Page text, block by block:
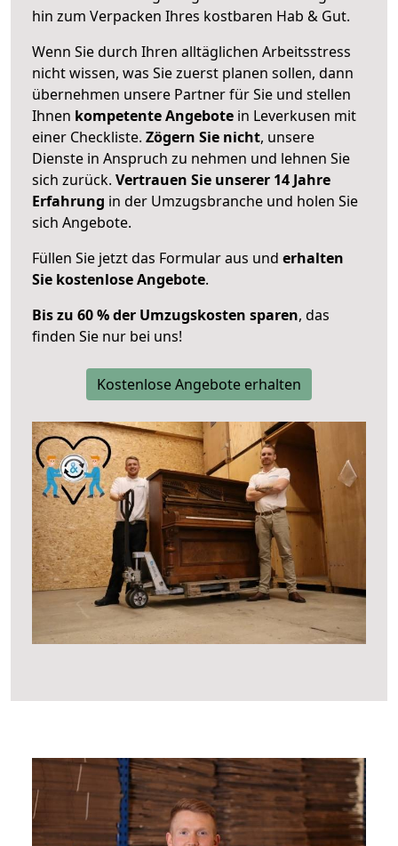
hin zum Verpacken Ihres kostbaren Hab & Gut.
Wenn Sie durch Ihren alltäglichen Arbeitsstress
nicht wissen, was Sie zuerst planen sollen, dann
übernehmen unsere Partner für Sie und stellen
Ihnen kompetente Angebote in Leverkusen mit
einer Checkliste. Zögern Sie nicht, unsere
Dienste in Anspruch zu nehmen und lehnen Sie
sich zurück. Vertrauen Sie unserer 14 Jahre
Erfahrung in der Umzugsbranche und holen Sie
sich Angebote.
Füllen Sie jetzt das Formular aus und erhalten
Sie kostenlose Angebote.
Bis zu 60 % der Umzugskosten sparen, das
finden Sie nur bei uns!
Kostenlose Angebote erhalten